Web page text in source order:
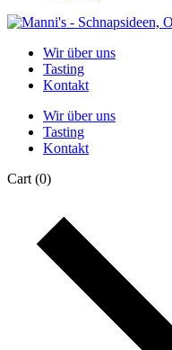
Wir über uns
Tasting
Kontakt
Wir über uns
Tasting
Kontakt
Cart (0)